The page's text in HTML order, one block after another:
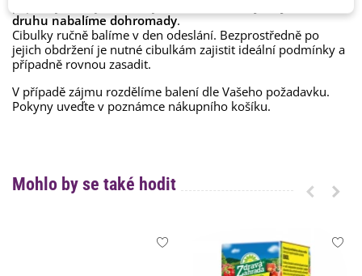
druhu nabalíme dohromady.
Cibulky ručně balíme v den odeslání. Bezprostředně po
jejich obdržení je nutné cibulkám zajistit ideální podmínky a
případně rovnou zasadit.
V případě zájmu rozdělíme balení dle Vašeho požadavku.
Pokyny uveďte v poznámce nákupního košíku.
Mohlo by se také hodit